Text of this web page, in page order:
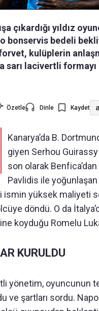
çıkardığı yıldız
bonservis bedeli
kulüplerin
sarı lacivertli
Özetle Dinle Kaydet
Kanarya’da B.
giyen Serhou
son olarak
Pavlidis ile
ismin yüksek maliyeti
döndü. O da
koyduğu Romelu
KURULDU
yönetim, oyuncunun
ve şartları sordu.